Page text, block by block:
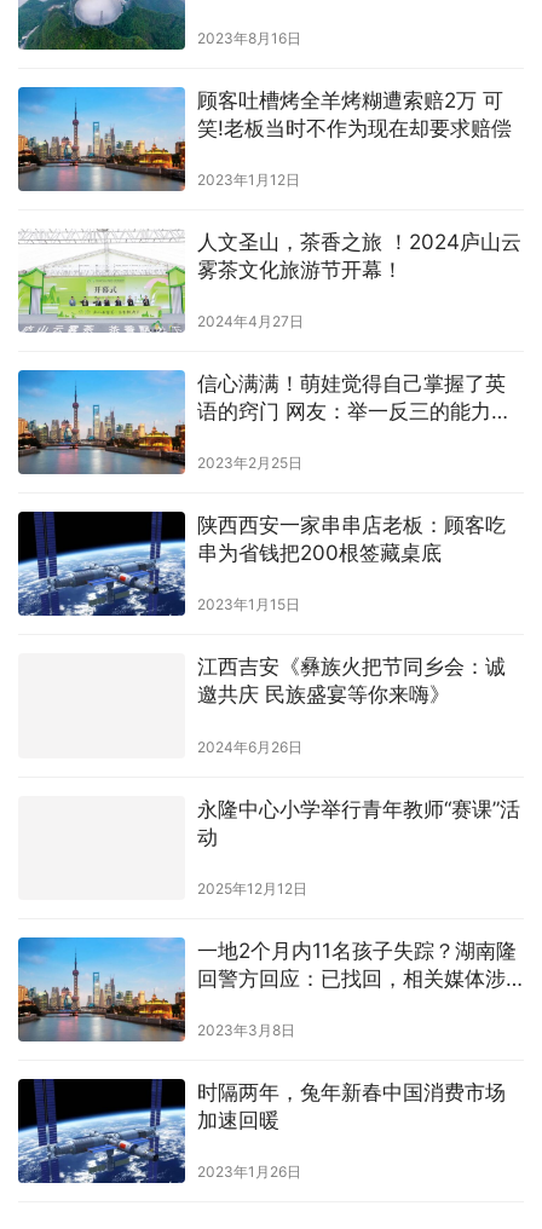
2023年8月16日
顾客吐槽烤全羊烤糊遭索赔2万 可
笑!老板当时不作为现在却要求赔偿
2023年1月12日
人文圣山，茶香之旅 ！2024庐山云
雾茶文化旅游节开幕！
2024年4月27日
信心满满！萌娃觉得自己掌握了英
语的窍门 网友：举一反三的能力太
2023年2月25日
陕西西安一家串串店老板：顾客吃
串为省钱把200根签藏桌底
2023年1月15日
江西吉安《彝族火把节同乡会：诚
邀共庆 民族盛宴等你来嗨》
2024年6月26日
永隆中心小学举行青年教师“赛课”活
动
2025年12月12日
一地2个月内11名孩子失踪？湖南隆
回警方回应：已找回，相关媒体涉
2023年3月8日
时隔两年，兔年新春中国消费市场
加速回暖
2023年1月26日